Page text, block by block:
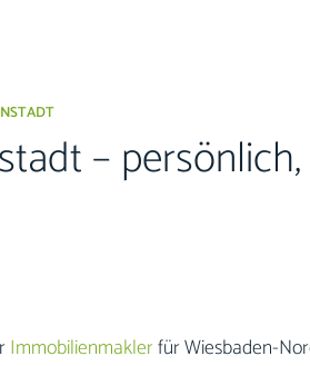
–
Immobilienmaklerfür Wiesbaden-